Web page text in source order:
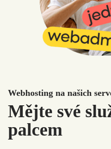
Webhosting na našich
Mějte své
palcem